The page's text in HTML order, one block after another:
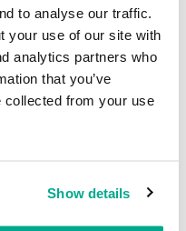
to analyse our traffic.
your use of our site with
analytics partners who
that you’ve
collected from your use
Show details
2021
van a parar